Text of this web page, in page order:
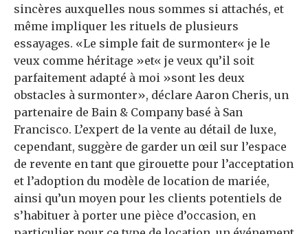
sincères auxquelles nous sommes si attachés, et
même impliquer les rituels de plusieurs
essayages. «Le simple fait de surmonter« je le
veux comme héritage »et« je veux qu’il soit
parfaitement adapté à moi »sont les deux
obstacles à surmonter», déclare Aaron Cheris, un
partenaire de Bain & Company basé à San
Francisco. L’expert de la vente au détail de luxe,
cependant, suggère de garder un œil sur l’espace
de revente en tant que girouette pour l’acceptation
et l’adoption du modèle de location de mariée,
ainsi qu’un moyen pour les clients potentiels de
s’habituer à porter une pièce d’occasion, en